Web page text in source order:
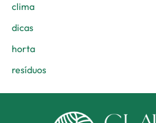
clima
dicas
horta
resíduos